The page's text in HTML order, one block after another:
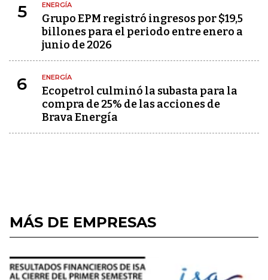
5 ENERGÍA
Grupo EPM registró ingresos por $19,5
billones para el periodo entre enero a
junio de 2026
6 ENERGÍA
Ecopetrol culminó la subasta para la
compra de 25% de las acciones de
Brava Energía
MÁS DE EMPRESAS